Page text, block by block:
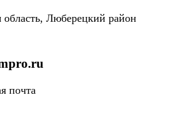
область, Люберецкий район
почта